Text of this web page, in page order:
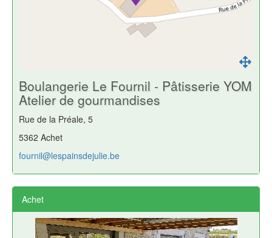
Boulangerie Le Fournil - Pâtisserie YOM
Atelier de gourmandises
Rue de la Préale, 5
5362 Achet
fournil@lespainsdejulie.be
Achet